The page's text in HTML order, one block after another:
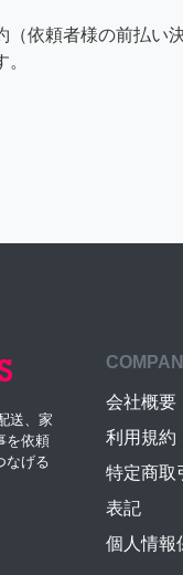
（依頼者様の前払い
送、家
を依頼
なげる
会社概要
利用規約
特定商取
表記
個人情報